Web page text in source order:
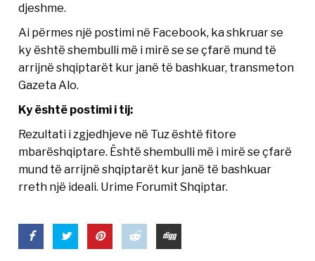
djeshme.
Ai përmes një postimi në Facebook, ka shkruar se
ky është shembulli më i mirë se se çfarë mund të
arrijnë shqiptarët kur janë të bashkuar, transmeton
Gazeta Alo.
Ky është postimi i tij:
Rezultati i zgjedhjeve në Tuz është fitore
mbarëshqiptare. Është shembulli më i mirë se çfarë
mund të arrijnë shqiptarët kur janë të bashkuar
rreth një ideali. Urime Forumit Shqiptar.